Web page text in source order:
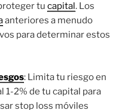
tu capital. Los
anteriores a menudo
para determinar estos
: Limita tu riesgo en
1-2% de tu capital para
stop loss móviles